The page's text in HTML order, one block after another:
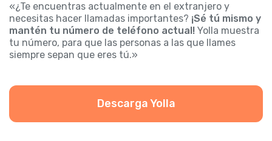
«¿Te encuentras actualmente en el extranjero y
necesitas hacer llamadas importantes? ¡Sé tú mismo y
mantén tu número de teléfono actual! Yolla muestra
tu número, para que las personas a las que llames
siempre sepan que eres tú.»
Descarga Yolla